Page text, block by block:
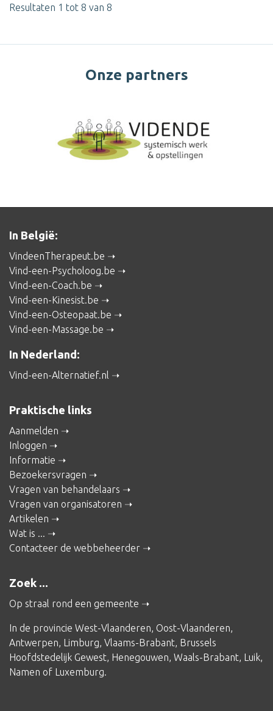
Resultaten 1 tot 8 van 8
Onze partners
In België:
VindeenTherapeut.be
Vind-een-Psycholoog.be
Vind-een-Coach.be
Vind-een-Kinesist.be
Vind-een-Osteopaat.be
Vind-een-Massage.be
In Nederland:
Vind-een-Alternatief.nl
Praktische links
Aanmelden
Inloggen
Informatie
Bezoekersvragen
Vragen van behandelaars
Vragen van organisatoren
Artikelen
Wat is ...
Contacteer de webbeheerder
Zoek ...
Op straal rond een gemeente
In de provincie West-Vlaanderen, Oost-Vlaanderen,
Antwerpen, Limburg, Vlaams-Brabant, Brussels
Hoofdstedelijk Gewest, Henegouwen, Waals-Brabant, Luik,
Namen of Luxemburg.